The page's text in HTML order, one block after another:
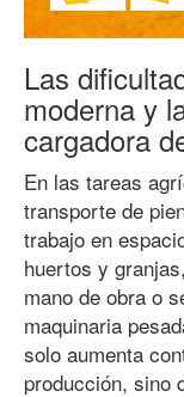
Las
moderna y
cargadora
En las tareas
transporte de
trabajo en
huertos y
mano de obra o
maquinaria
solo aumenta
producción, sino